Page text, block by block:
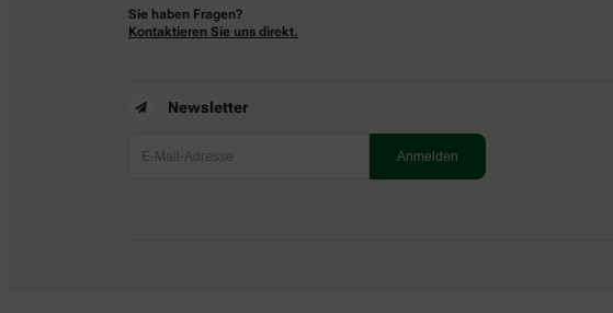
Sie haben Fragen?
Kontaktieren Sie uns direkt.
Newsletter